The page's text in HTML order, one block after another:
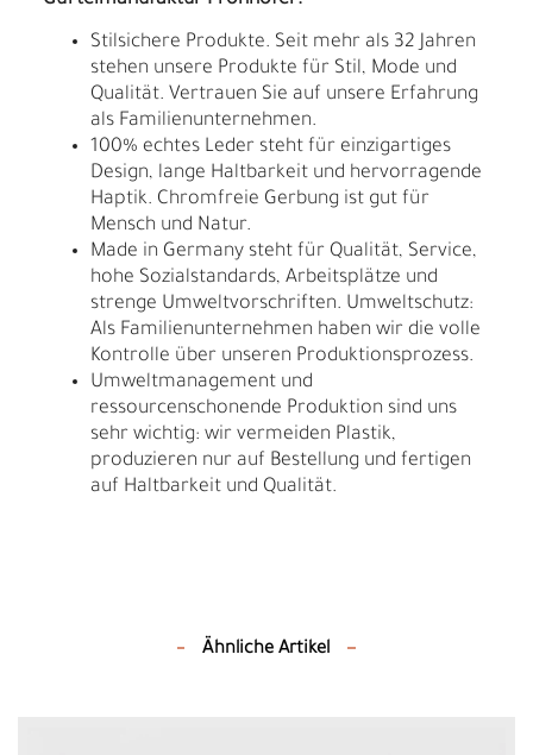
Stilsichere Produkte. Seit mehr als 32 Jahren
stehen unsere Produkte für Stil, Mode und
Qualität. Vertrauen Sie auf unsere Erfahrung
als Familienunternehmen.
100% echtes Leder steht für einzigartiges
Design, lange Haltbarkeit und hervorragende
Haptik. Chromfreie Gerbung ist gut für
Mensch und Natur.
Made in Germany steht für Qualität, Service,
hohe Sozialstandards, Arbeitsplätze und
strenge Umweltvorschriften. Umweltschutz:
Als Familienunternehmen haben wir die volle
Kontrolle über unseren Produktionsprozess.
Umweltmanagement und
ressourcenschonende Produktion sind uns
sehr wichtig: wir vermeiden Plastik,
produzieren nur auf Bestellung und fertigen
auf Haltbarkeit und Qualität.
Ähnliche Artikel